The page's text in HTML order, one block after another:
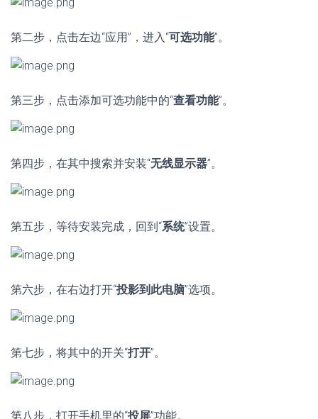
第二步，点击左边“应用”，进入“可选功能”。
第三步，点击添加可选功能中的“查看功能”。
第四步，在其中搜索并安装“无线显示器”。
第五步，等待安装完成，回到“系统”设置。
第六步，在右边打开“投影到此电脑”选项。
第七步，将其中的开关“打开”。
第八步，打开手机里的“投屏”功能。